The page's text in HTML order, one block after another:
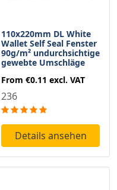
110x220mm DL White
Wallet Self Seal Fenster
90g/m² undurchsichtige
gewebte Umschläge
From €0.11 excl. VAT
236
Details ansehen